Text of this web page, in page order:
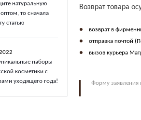
натуральную
то сначала
статью
наборы
косметики с
уходящего года!
Возврат товара
возврат в
отправка почтой
вызов курьера
Форму заявления